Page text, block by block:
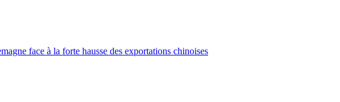
face à la forte hausse des exportations chinoises